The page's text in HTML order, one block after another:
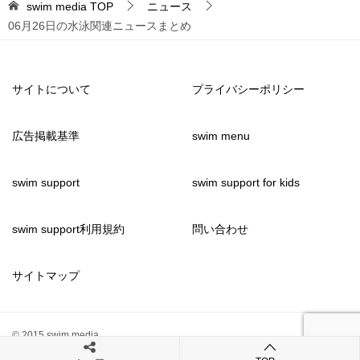
swim media TOP
ニュース
06月26日の水泳関連ニュースまとめ
サイトについて プライバシーポリシー
広告掲載基準 swim menu
swim support swim support for kids
swim support利用規約 問い合わせ
サイトマップ
© 2015 swim media